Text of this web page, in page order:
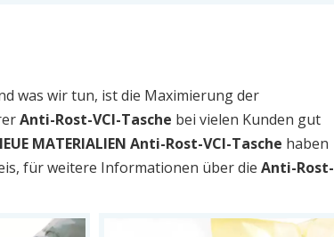
was wir tun, ist die Maximierung der
Anti-Rost-VCI-Tasche bei vielen Kunden gut
MATERIALIEN Anti-Rost-VCI-Tasche haben
für weitere Informationen über die Anti-Rost-